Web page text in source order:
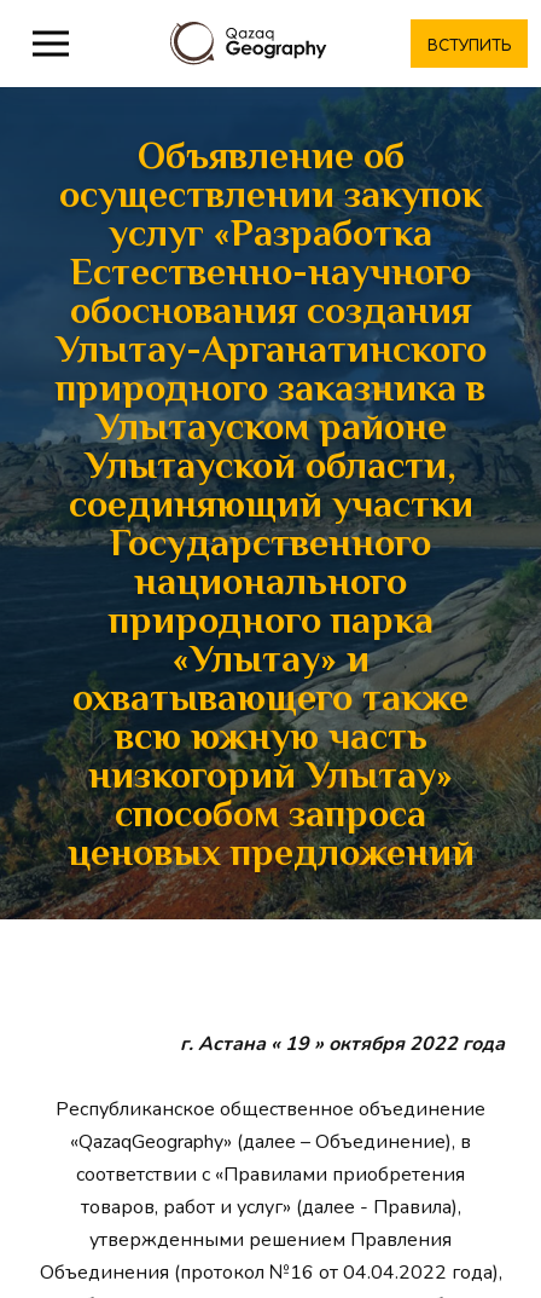
ВСТУПИТЬ
Объявление об
осуществлении закупок
услуг «Разработка
Естественно-научного
обоснования создания
Улытау-Арганатинского
природного заказника в
Улытауском районе
Улытауской области,
соединяющий участки
Государственного
национального
природного парка
«Улытау» и
охватывающего также
всю южную часть
низкогорий Улытау»
способом запроса
ценовых предложений
г. Астана « 19 » октября 2022 года
Республиканское общественное объединение
«QazaqGeography» (далее – Объединение), в
соответствии с «Правилами приобретения
товаров, работ и услуг» (далее - Правила),
утвержденными решением Правления
Объединения (протокол №16 от 04.04.2022 года),